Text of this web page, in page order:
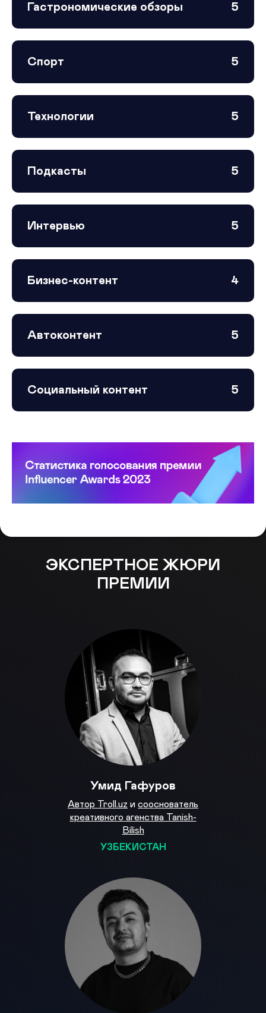
Гастрономические обзоры 5
Спорт 5
Технологии 5
Подкасты 5
Интервью 5
Бизнес-контент 4
Автоконтент 5
Социальный контент 5
ЭКСПЕРТНОЕ ЖЮРИ
ПРЕМИИ
Умид Гафуров
Автор Troll.uz и сооснователь
креативного агенства Tanish-
Bilish
УЗБЕКИСТАН